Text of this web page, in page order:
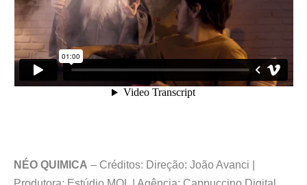
NÉO QUIMICA – Créditos: Direção: João Avanci |